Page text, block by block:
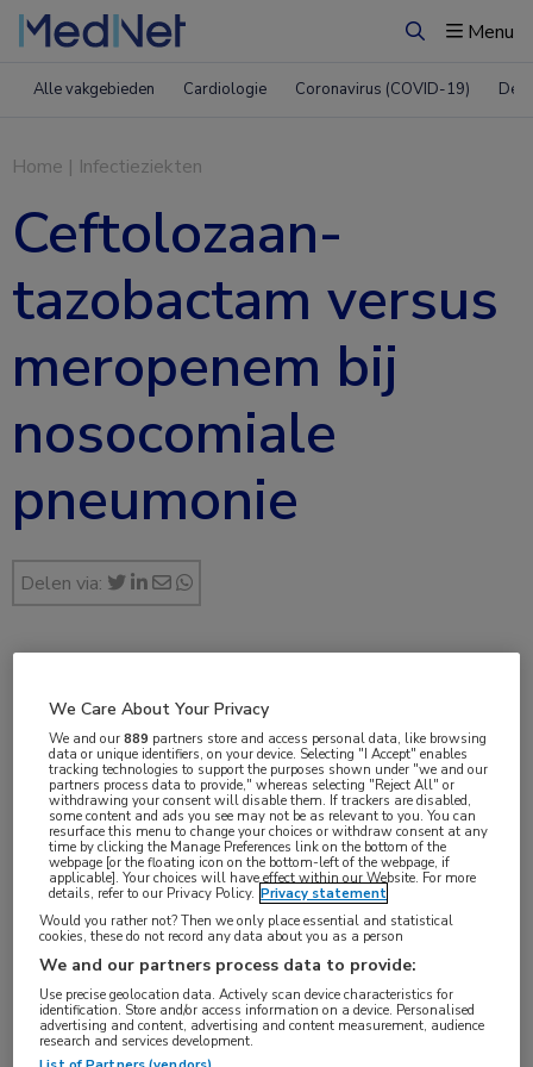
ZoekenMenu
Alle vakgebieden Cardiologie Coronavirus (COVID-19)
Home | Infectieziekten
Ceftolozaan-
tazobactam versus
meropenem bij
nosocomiale
pneumonie
Delen via:
Vakgebieden:
Infectieziekten,Longziekten
Aandachtsgebieden:
Bacteriële infecties,Pneumonie
Tags:
ceftolozaan-tazobactam,meropenem
We Care About Your Privacy
We and our889 partners store and access personal data, like browsing
data or unique identifiers, on your device. Selecting "I Accept" enables
tracking technologies to support the purposes shown under "we and our
partners process data to provide," whereas selecting "Reject All" or
withdrawing your consent will disable them. If trackers are disabled,
some content and ads you see may not be as relevant to you. You can
resurface this menu to change your choices or withdraw consent at any
time by clicking the Manage Preferences link on the bottom of the
webpage [or the floating icon on the bottom-left of the webpage, if
applicable]. Your choices will have effect within our Website. For more
details, refer to our Privacy Policy. Privacy statement
Would you rather not? Then we only place essential and statistical
cookies, these do not record any data about you as a person
We and our partners process data to provide:
Use precise geolocation data. Actively scan device characteristics for
identification. Store and/or access information on a device. Personalised
advertising and content, advertising and content measurement, audience
research and services development.